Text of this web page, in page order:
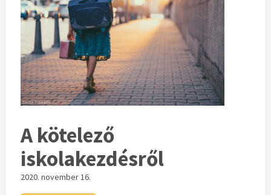
A kötelező
iskolakezdésről
2020. november 16.